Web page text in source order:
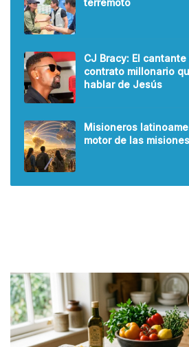
terremoto
CJ Bracy: El
contrato millonario
hablar de Jesús
Misioneros
motor de las